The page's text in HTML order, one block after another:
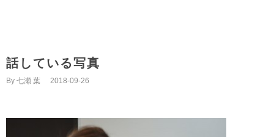
話している写真
By 七瀬 葉 2018-09-26